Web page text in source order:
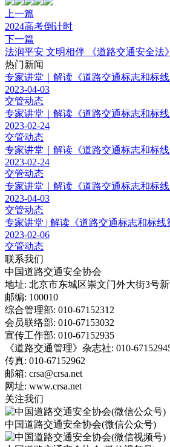
上一篇
2024高考倒计时
下一篇
法润平安 文明相伴 《道路交通安全法
热门新闻
专家讲堂｜解读《道路交通标志和标
2023-04-03
交管动态
专家讲堂｜解读《道路交通标志和标
2023-02-24
交管动态
专家讲堂｜解读《道路交通标志和标
2023-02-24
交管动态
专家讲堂｜解读《道路交通标志和标
2023-04-03
交管动态
专家讲堂 | 解读《道路交通标志和标
2023-02-06
交管动态
联系我们
中国道路交通安全协会
地址: 北京市东城区崇文门外大街3号
邮编: 100010
综合管理部: 010-67152312
会员联络部: 010-67153032
宣传工作部: 010-67152935
《道路交通管理》杂志社: 010-
传真: 010-67152962
邮箱: crsa@crsa.net
网址: www.crsa.net
关注我们
中国道路交通安全协会(微信公众号)